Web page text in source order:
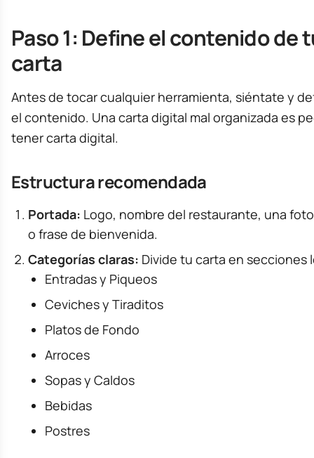
Paso 1: Define el contenido de
carta
Antes de tocar cualquier herramienta, siéntate y
el contenido. Una carta digital mal organizada es
tener carta digital.
Estructura recomendada
Portada: Logo, nombre del restaurante, una
o frase de bienvenida.
Categorías claras: Divide tu carta en secciones
Entradas y Piqueos
Ceviches y Tiraditos
Platos de Fondo
Arroces
Sopas y Caldos
Bebidas
Postres